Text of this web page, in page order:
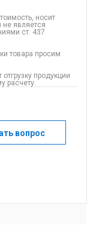
носит
является
ст. 437
товара просим
продукции
расчету.
вопрос